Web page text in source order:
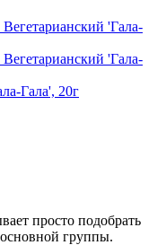
просто подобрать
группы.